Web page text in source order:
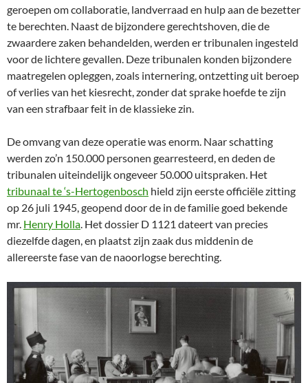
geroepen om collaboratie, landverraad en hulp aan de bezetter
te berechten. Naast de bijzondere gerechtshoven, die de
zwaardere zaken behandelden, werden er tribunalen ingesteld
voor de lichtere gevallen. Deze tribunalen konden bijzondere
maatregelen opleggen, zoals internering, ontzetting uit beroep
of verlies van het kiesrecht, zonder dat sprake hoefde te zijn
van een strafbaar feit in de klassieke zin.
De omvang van deze operatie was enorm. Naar schatting
werden zo’n 150.000 personen gearresteerd, en deden de
tribunalen uiteindelijk ongeveer 50.000 uitspraken. Het
tribunaal te ‘s-Hertogenbosch hield zijn eerste officiële zitting
op 26 juli 1945, geopend door de in de familie goed bekende
mr. Henry Holla. Het dossier D 1121 dateert van precies
diezelfde dagen, en plaatst zijn zaak dus middenin de
allereerste fase van de naoorlogse berechting.